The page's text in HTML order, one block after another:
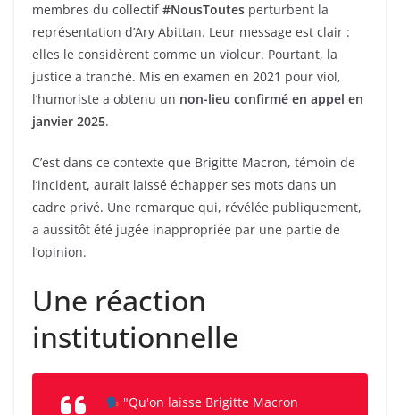
membres du collectif#NousToutes perturbent la
représentation d’Ary Abittan. Leur message est clair :
elles le considèrent comme un violeur. Pourtant, la
justice a tranché. Mis en examen en 2021 pour viol,
l’humoriste a obtenu un non-lieu confirmé en appel en
janvier 2025.
C’est dans ce contexte que Brigitte Macron, témoin de
l’incident, aurait laissé échapper ses mots dans un
cadre privé. Une remarque qui, révélée publiquement,
a aussitôt été jugée inappropriée par une partie de
l’opinion.
Une réaction
institutionnelle
"Qu'on laisse Brigitte Macron